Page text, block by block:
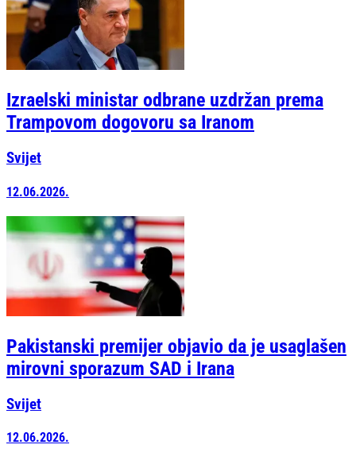
Izraelski ministar odbrane uzdržan prema
Trampovom dogovoru sa Iranom
Svijet
12.06.2026.
Pakistanski premijer objavio da je usaglašen
mirovni sporazum SAD i Irana
Svijet
12.06.2026.